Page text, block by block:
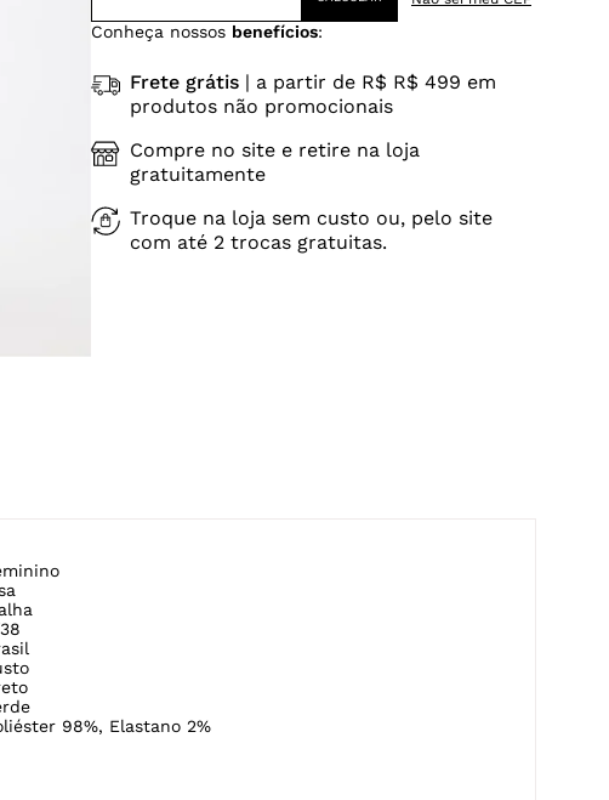
Conheça nossos benefícios:
Frete grátis| a partir de R$ R$ 499 em
produtos não promocionais
Compre no site e retire na loja
gratuitamente
Troque na loja sem custo ou, pelo site
com até 2 trocas gratuitas.
98%, Elastano 2%